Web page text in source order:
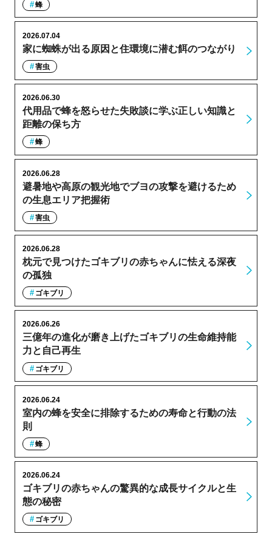
蜂
家に蜘蛛が出る原因と住環境に潜む餌のつながり
2026.07.04
害虫
代用品で蜂を怒らせた失敗談に学ぶ正しい知識と
距離の保ち方
2026.06.30
蜂
避暑地や高原の観光地でブヨの攻撃を避けるため
の生息エリア把握術
2026.06.28
害虫
枕元で見つけたゴキブリの赤ちゃんに怯える深夜
の孤独
2026.06.28
ゴキブリ
三億年の進化が磨き上げたゴキブリの生命維持能
力と自己再生
2026.06.26
ゴキブリ
室内の蜂を安全に排除するための寿命と行動の法
則
2026.06.24
蜂
ゴキブリの赤ちゃんの驚異的な成長サイクルと生
態の秘密
2026.06.24
ゴキブリ